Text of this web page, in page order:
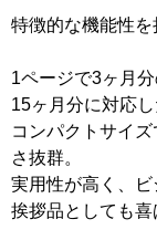
特徴的な機能性を
1ページで3ヶ月
15ヶ月分に対応し
コンパクトサイ
さ抜群。
実用性が高く、
挨拶品としても喜